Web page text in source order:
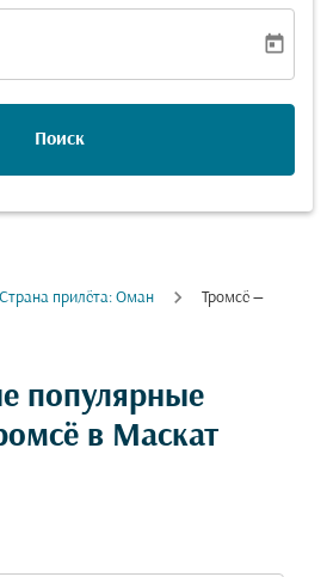
aria-label
today
Поиск
Cтрана прилёта: Оман
Тромсё —
популярные
в Маскат
свой маршрут